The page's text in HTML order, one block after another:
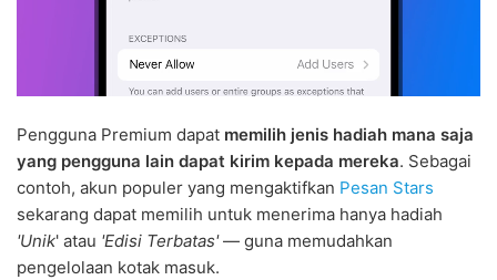
Pengguna Premium dapat memilih jenis hadiah mana saja
yang pengguna lain dapat kirim kepada mereka. Sebagai
contoh, akun populer yang mengaktifkan Pesan Stars
sekarang dapat memilih untuk menerima hanya hadiah
'Unik' atau 'Edisi Terbatas'— guna memudahkan
pengelolaan kotak masuk.